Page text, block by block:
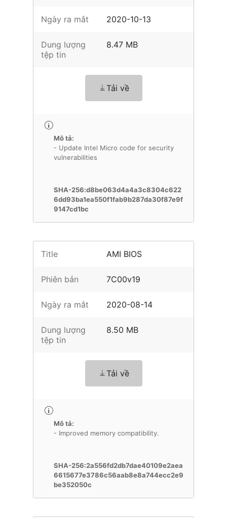
Ngày ra mắt 2020-10-13
Dung lượng
tệp tin
8.47 MB
Tải về
Mô tả:
- Update Intel Micro code for security
SHA-256:d8be063d4a4a3c8304c622
6dd93ba1ea550f1fab9b287da30f87e9f
9147cd1bc
Title AMI BIOS
Phiên bản 7C00v19
Ngày ra mắt 2020-08-14
Dung lượng
tệp tin
8.50 MB
Tải về
Mô tả:
SHA-256:2a556fd2db7dae40109e2aea
6615677e3786c56aab8e8a744ecc2e9
be352050c